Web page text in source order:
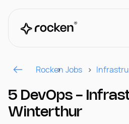
Für Arbeitgeber
Kontakt
Rocken Jobs
5 DevOps -
Winterthur